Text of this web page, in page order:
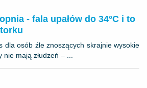
- fala upałów do 34°C i to
dla osób źle znoszących skrajnie wysokie
mają złudzeń – ...